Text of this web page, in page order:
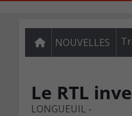
NOUVELLES
Le RTL
LONGUEUIL -